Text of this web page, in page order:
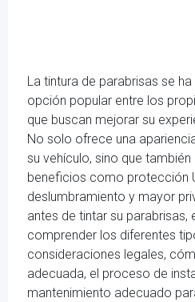
La tintura de parabrisas se
opción popular entre los
que buscan mejorar su
No solo ofrece una
su vehículo, sino que
beneficios como protección
deslumbramiento y mayor
antes de tintar su parabrisas,
comprender los diferentes
consideraciones legales,
adecuada, el proceso de
mantenimiento adecuado